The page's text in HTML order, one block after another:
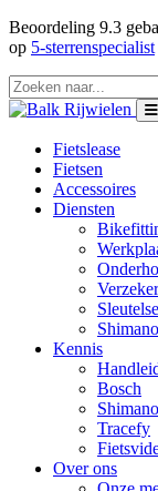
Beoordeling 9.3
op 5-sterrenspecialist
Fietslease
Fietsen
Accessoires
Diensten
Kennis
Bosch
Shimano
Tracefy
Over ons